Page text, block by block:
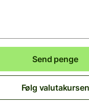
Send penge
Følg valutakursen